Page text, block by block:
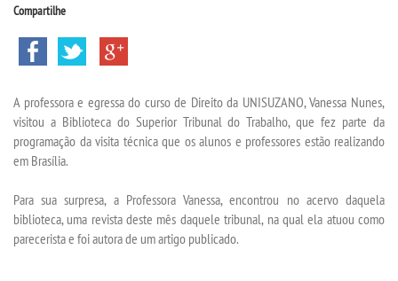
VESTIBULAR
VALORES
TRANSFERÃªNCIA
SEGUNDA GRADUAÃ§Ã£O
Compartilhe
A professora e egressa do curso de Direito da UNISUZANO, Vanessa Nunes,
visitou a Biblioteca do Superior Tribunal do Trabalho, que fez parte da
programação da visita técnica que os alunos e professores estão realizando
em Brasília.
Para sua surpresa, a Professora Vanessa, encontrou no acervo daquela
biblioteca, uma revista deste mês daquele tribunal, na qual ela atuou como
parecerista e foi autora de um artigo publicado.